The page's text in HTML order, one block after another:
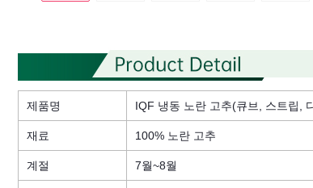
제품명 IQF 냉동 노란 고추(큐브, 스트립,
재료 100% 노란 고추
계절 7월~8월